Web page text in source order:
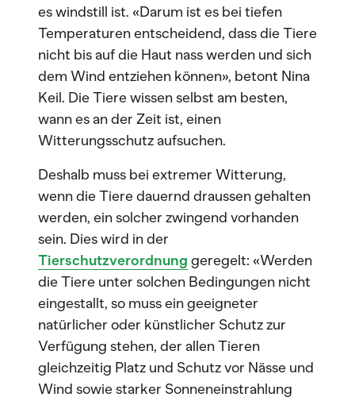
es windstill ist. «Darum ist es bei tiefen
Temperaturen entscheidend, dass die Tiere
nicht bis auf die Haut nass werden und sich
dem Wind entziehen können», betont Nina
Keil. Die Tiere wissen selbst am besten,
wann es an der Zeit ist, einen
Witterungsschutz aufsuchen.
Deshalb muss bei extremer Witterung,
wenn die Tiere dauernd draussen gehalten
werden, ein solcher zwingend vorhanden
sein. Dies wird in der
Tierschutzverordnung geregelt: «Werden
die Tiere unter solchen Bedingungen nicht
eingestallt, so muss ein geeigneter
natürlicher oder künstlicher Schutz zur
Verfügung stehen, der allen Tieren
gleichzeitig Platz und Schutz vor Nässe und
Wind sowie starker Sonneneinstrahlung